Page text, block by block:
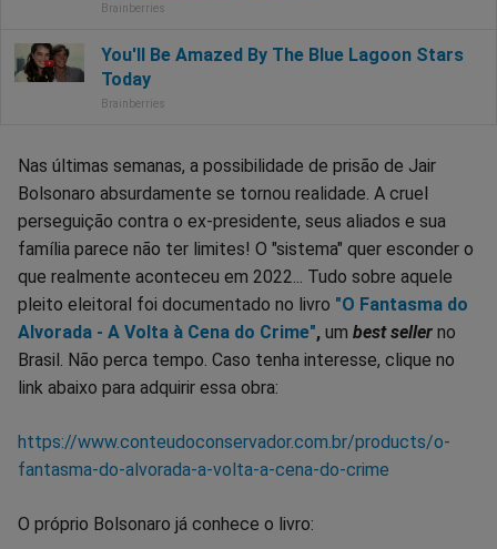
Nas últimas semanas, a possibilidade de prisão de Jair
Bolsonaro absurdamente se tornou realidade. A cruel
perseguição contra o ex-presidente, seus aliados e sua
família parece não ter limites! O "sistema" quer esconder o
que realmente aconteceu em 2022... Tudo sobre aquele
pleito eleitoral foi documentado no livro "O Fantasma do
Alvorada - A Volta à Cena do Crime", um best seller no
Brasil. Não perca tempo. Caso tenha interesse, clique no
link abaixo para adquirir essa obra:
https://www.conteudoconservador.com.br/products/o-
fantasma-do-alvorada-a-volta-a-cena-do-crime
O próprio Bolsonaro já conhece o livro: